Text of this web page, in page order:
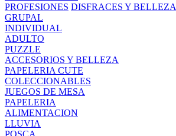
PROFESIONES DISFRACES Y BELLEZA
GRUPAL
INDIVIDUAL
ADULTO
PUZZLE
ACCESORIOS Y BELLEZA
PAPELERIA CUTE
COLECCIONABLES
JUEGOS DE MESA
PAPELERIA
ALIMENTACION
LLUVIA
POSCA